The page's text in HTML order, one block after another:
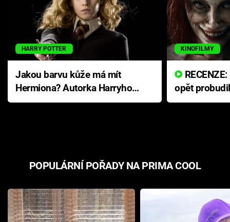
HARRY POTTER
Jakou barvu kůže má mít
Hermiona? Autorka Harryho
Pottera přišla s ráznou
KINOFILMY
opět
přichází s
POPULÁRNÍ POŘADY NA PRIMA COOL